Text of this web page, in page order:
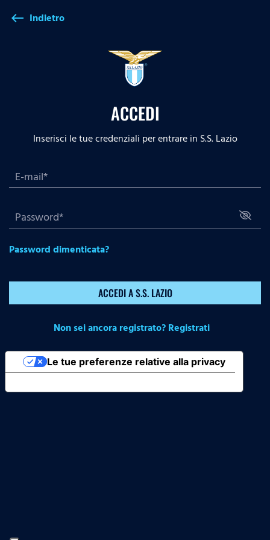
west Indietro
ACCEDI
Inserisci le tue credenziali per entrare in S.S. Lazio
Password dimenticata?
ACCEDI A S.S. LAZIO
Non sei ancora registrato? Registrati
Le tue preferenze relative alla privacy